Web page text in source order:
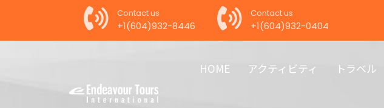
Contact us
+1(604)932-8446
Contact us
+1(604)932-0404
HOME アクティビティ トラベル